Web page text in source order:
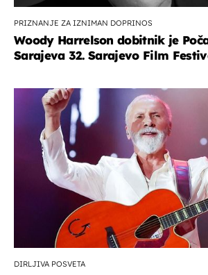
PRIZNANJE ZA IZNIMAN DOPRINOS
Woody Harrelson dobitnik je
Sarajeva 32. Sarajevo Film
DIRLJIVA POSVETA